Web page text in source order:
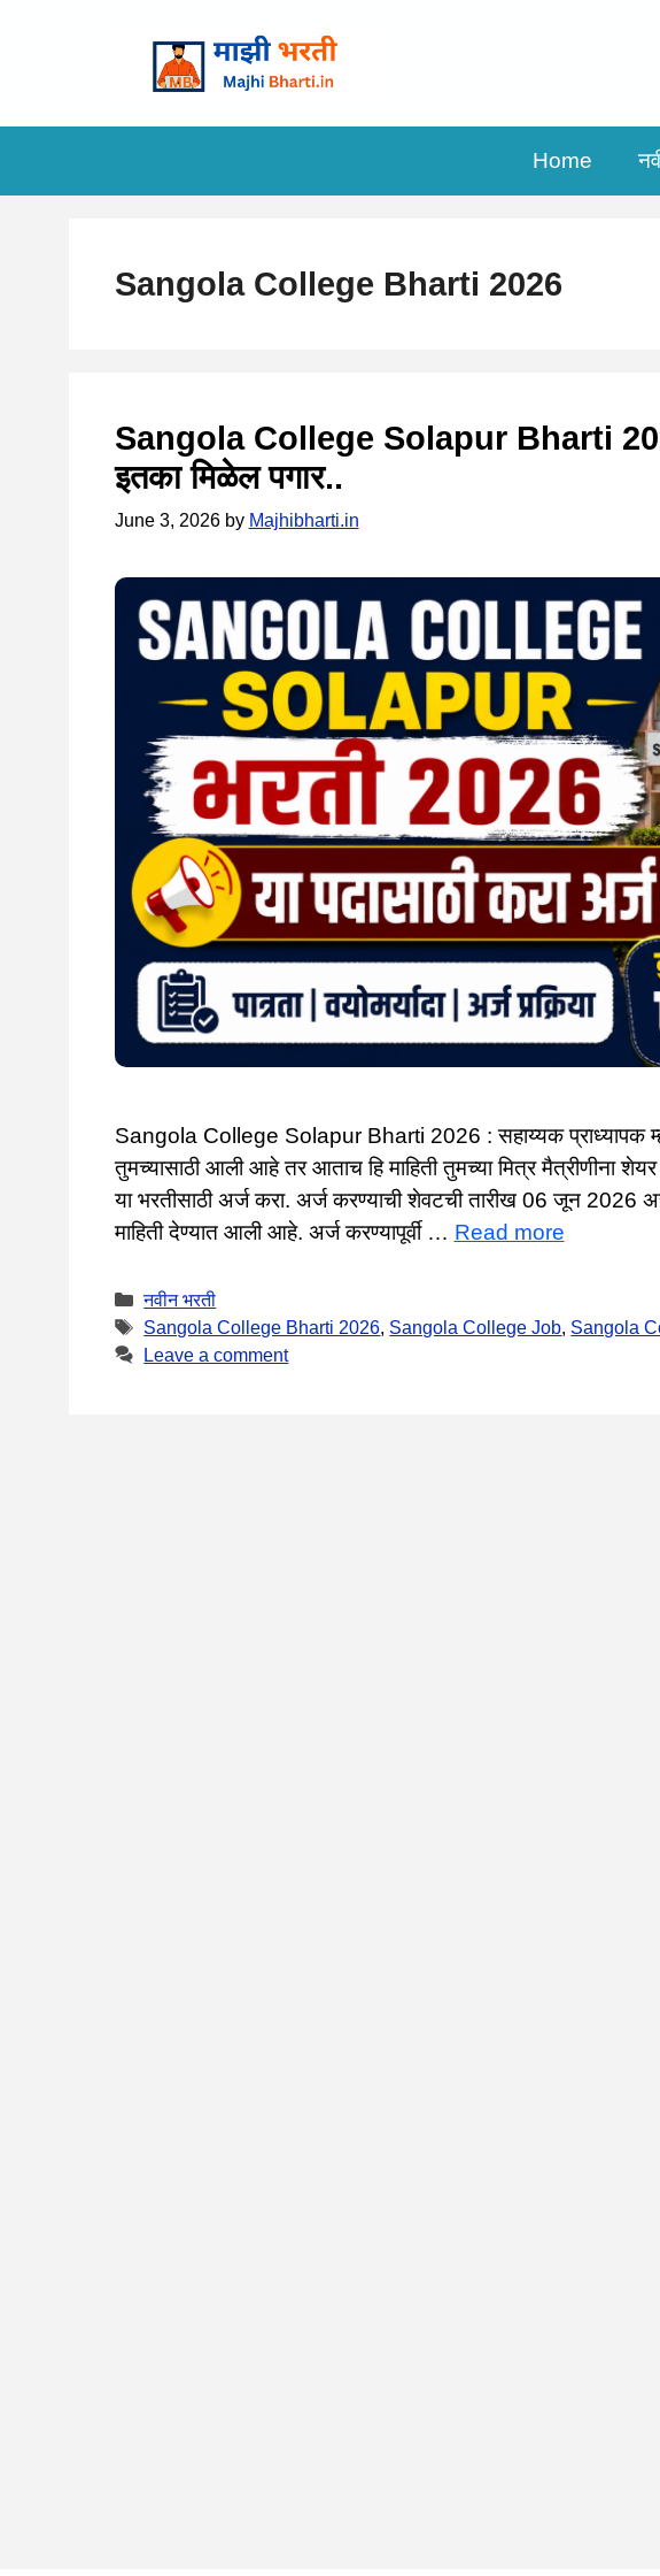
Home
Sangola College Bharti 2026
Sangola College Solapur Bharti
इतका मिळेल पगार..
June 3, 2026 by Majhibharti.in
Sangola College Solapur Bharti 2026 : सहाय्यक प्राध्यापक
तुमच्यासाठी आली आहे तर आताच हि माहिती तुमच्या मित्र मैत्रीणीना
या भरतीसाठी अर्ज करा. अर्ज करण्याची शेवटची तारीख 06 जून
माहिती देण्यात आली आहे. अर्ज करण्यापूर्वी … Read more
Categories
नवीन भरती
Tags
Sangola College Bharti 2026, Sangola College Job, Sangola
Leave a comment